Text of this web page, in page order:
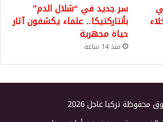
سر جديد في “شلال الدم”
بأنتاركتيكا.. علماء يكشفون آثار
حياة مجهرية
منذ 14 ساعة
محفوظة تركيا عاجل 2026